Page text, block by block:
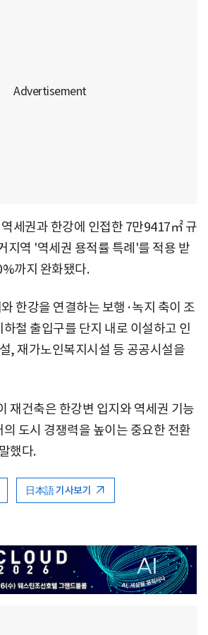
세권과 한강에 인접한 7만9417㎡ 규
지역 '역세권 용적률 특례'를 적용 받
까지 완화됐다.
한강을 연결하는 보행·녹지 축이 조
철 출입구를 단지 내로 이설하고 인
, 재가노인복지시설 등 공공시설을
재건축은 한강변 입지와 역세권 기능
도시 경쟁력을 높이는 중요한 전환
했다.
日本語 기사보기